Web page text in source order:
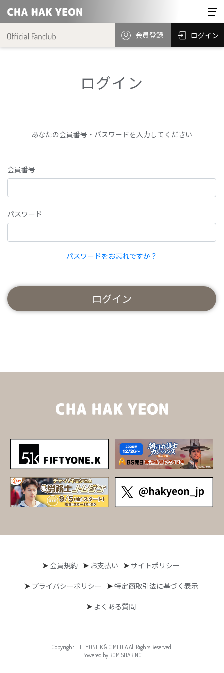
会員登録 ログイン
ログイン
あなたの会員番号・パスワードを入力してください
会員番号
パスワード
パスワードをお忘れですか？
ログイン
会員規約 お支払い サイトポリシー
プライバシーポリシー 特定商取引法に基づく表示
よくある質問
Copyright FIFTYONE.K & C MEDIA All Rights Reserved.
Powered by ROM SHARING